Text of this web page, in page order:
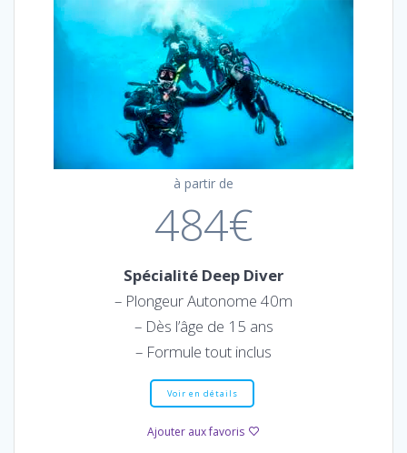
à partir de
484€
Spécialité Deep Diver
– Plongeur Autonome 40m
– Dès l’âge de 15 ans
– Formule tout inclus
Voir en détails
Ajouter aux favoris